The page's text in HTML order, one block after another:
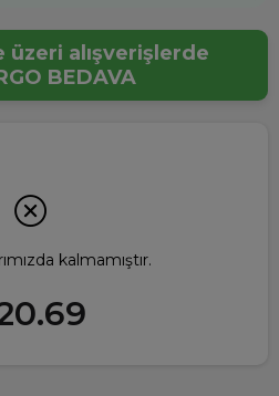
üzeri alışverişlerde
BEDAVA
kalmamıştır.